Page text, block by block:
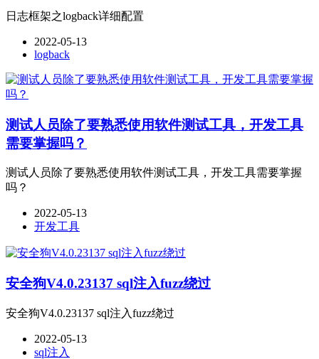
日志框架之logback详细配置
2022-05-13
logback
测试人员除了要熟悉使用软件测试工具，开发工具
需要掌握吗？
测试人员除了要熟悉使用软件测试工具，开发工具需要掌握
吗？
2022-05-13
开发工具
安全狗V4.0.23137 sql注入fuzz绕过
安全狗V4.0.23137 sql注入fuzz绕过
2022-05-13
sql注入